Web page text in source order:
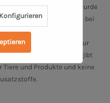
Biofleisch GmbH wurde
auf die Schlachtung, die bei
durchgeführt
von der Zerlegung bis zur
statt. Kurzum: Hier gibt
Tiere und Produkte und keine
Konfigurieren